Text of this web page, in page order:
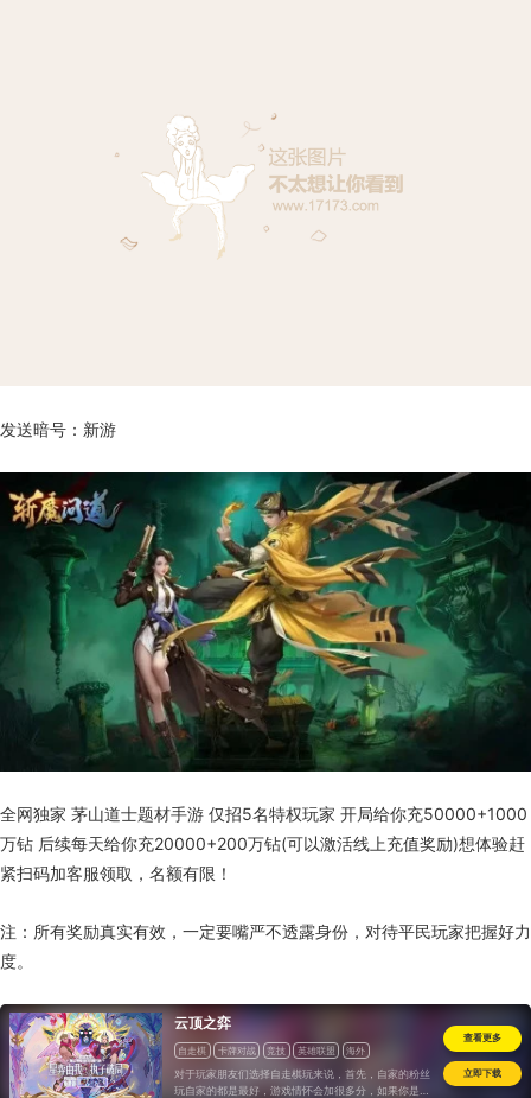
发送暗号：新游
全网独家 茅山道士题材手游 仅招5名特权玩家 开局给你充50000+1000
万钻 后续每天给你充20000+200万钻(可以激活线上充值奖励)想体验赶
紧扫码加客服领取，名额有限！
注：所有奖励真实有效，一定要嘴严不透露身份，对待平民玩家把握好力
度。
云顶之弈
自走棋 卡牌对战 竞技 英雄联盟 海外
对于玩家朋友们选择自走棋玩来说，首先，自家的粉丝
玩自家的都是最好，游戏情怀会加很多分，如果你是
查看更多
立即下载